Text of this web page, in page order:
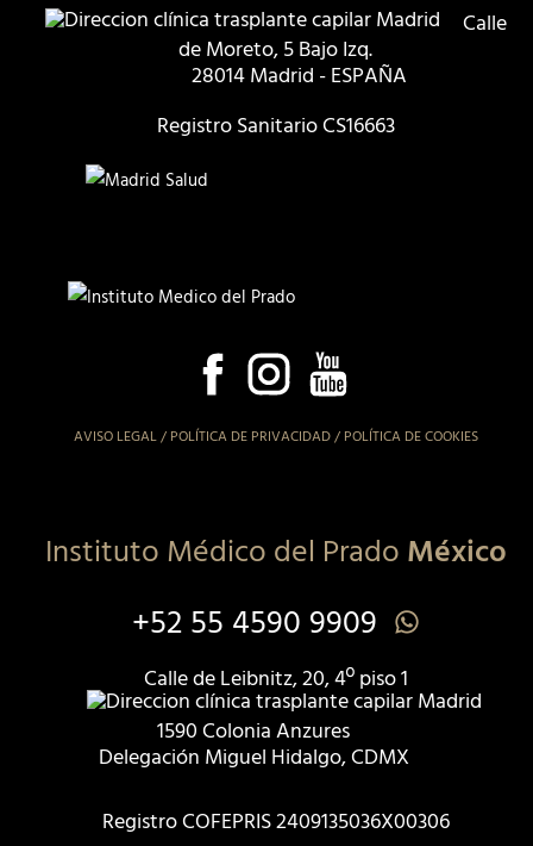
Calle
de Moreto, 5 Bajo Izq.
28014 Madrid - ESPAÑA
Registro Sanitario CS16663
AVISO LEGAL/ POLÍTICA DE PRIVACIDAD/ POLÍTICA DE COOKIES
Instituto Médico del PradoMéxico
+52 55 4590 9909
Calle de Leibnitz, 20, 4º piso 1
1590 Colonia Anzures
Delegación Miguel Hidalgo, CDMX
Registro COFEPRIS 2409135036X00306